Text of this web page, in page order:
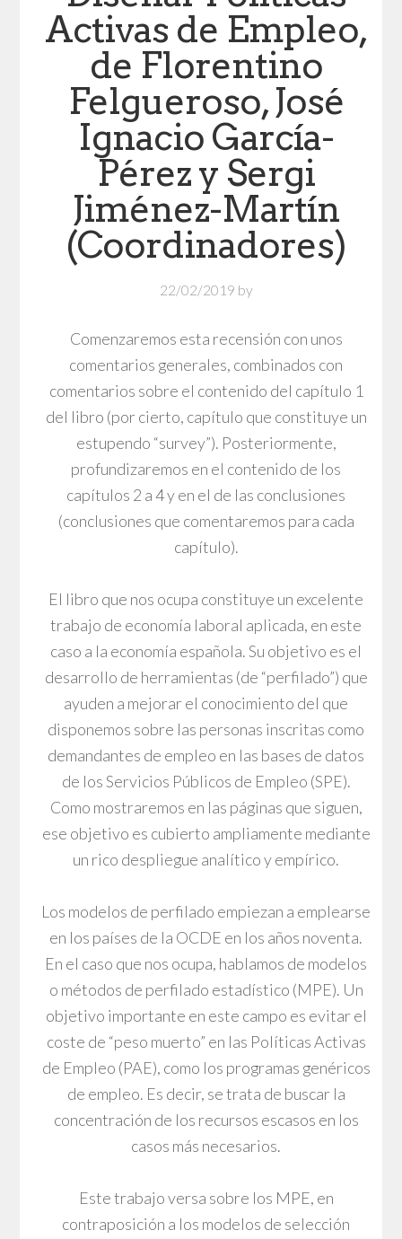
Activas de Empleo,
de Florentino
Felgueroso, José
Ignacio García-
Pérez y Sergi
Jiménez-Martín
(Coordinadores)
22/02/2019 by
Comenzaremos esta recensión con unos
comentarios generales, combinados con
comentarios sobre el contenido del capítulo 1
del libro (por cierto, capítulo que constituye un
estupendo “survey”). Posteriormente,
profundizaremos en el contenido de los
capítulos 2 a 4 y en el de las conclusiones
(conclusiones que comentaremos para cada
capítulo).
El libro que nos ocupa constituye un excelente
trabajo de economía laboral aplicada, en este
caso a la economía española. Su objetivo es el
desarrollo de herramientas (de “perfilado”) que
ayuden a mejorar el conocimiento del que
disponemos sobre las personas inscritas como
demandantes de empleo en las bases de datos
de los Servicios Públicos de Empleo (SPE).
Como mostraremos en las páginas que siguen,
ese objetivo es cubierto ampliamente mediante
un rico despliegue analítico y empírico.
Los modelos de perfilado empiezan a emplearse
en los países de la OCDE en los años noventa.
En el caso que nos ocupa, hablamos de modelos
o métodos de perfilado estadístico (MPE). Un
objetivo importante en este campo es evitar el
coste de “peso muerto” en las Políticas Activas
de Empleo (PAE), como los programas genéricos
de empleo. Es decir, se trata de buscar la
concentración de los recursos escasos en los
casos más necesarios.
Este trabajo versa sobre los MPE, en
contraposición a los modelos de selección